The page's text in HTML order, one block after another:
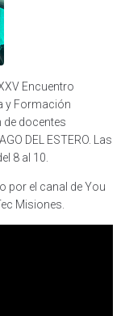
Encuentro
y Formación
docentes
DEL ESTERO. Las
8 al 10.
por el canal de You
Misiones.